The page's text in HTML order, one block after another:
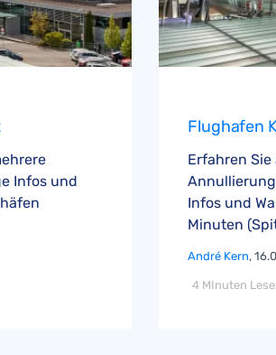
Infos und
Flughafen
Erfahren
Infos und
Minuten
André Kern,
4 MInuten